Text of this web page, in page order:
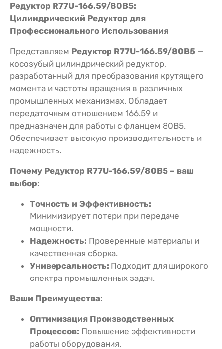
Редуктор R77U-166.59/80В5:
Цилиндрический Редуктор для
Профессионального Использования
Представляем Редуктор R77U-166.59/80В5 —
косозубый цилиндрический редуктор,
разработанный для преобразования крутящего
момента и частоты вращения в различных
промышленных механизмах. Обладает
передаточным отношением 166.59 и
предназначен для работы с фланцем 80B5.
Обеспечивает высокую производительность и
надежность.
Почему Редуктор R77U-166.59/80В5 – ваш
выбор:
Точность и Эффективность:
Минимизирует потери при передаче
мощности.
Надежность: Проверенные материалы и
качественная сборка.
Универсальность: Подходит для широкого
спектра промышленных задач.
Ваши Преимущества:
Оптимизация Производственных
Процессов: Повышение эффективности
работы оборудования.